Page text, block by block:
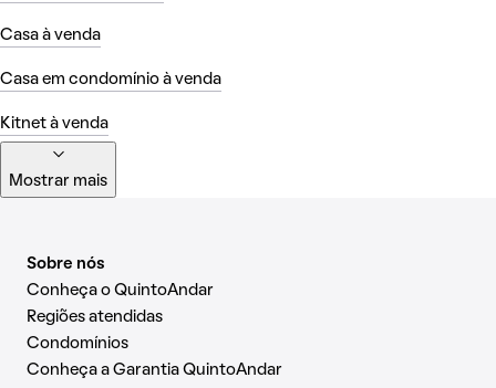
Casa à venda
Casa em condomínio à venda
Kitnet à venda
Mostrar mais
Sobre nós
Conheça o QuintoAndar
Regiões atendidas
Condomínios
Conheça a Garantia QuintoAndar